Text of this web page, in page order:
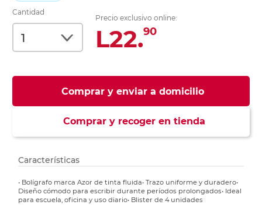
Cantidad
Precio exclusivo online:
L22.90
Comprar y enviar a domicilio
Comprar y recoger en tienda
Características
• Bolígrafo marca Azor de tinta fluida• Trazo uniforme y duradero•
Diseño cómodo para escribir durante períodos prolongados• Ideal
para escuela, oficina y uso diario• Blister de 4 unidades